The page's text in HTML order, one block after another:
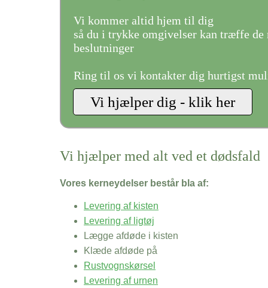
Vi kommer altid hjem til dig
så du i trykke omgivelser kan træffe de
beslutninger
Ring til os vi kontakter dig hurtigst
Vi hjælper med alt ved et dødsfald
Vores kerneydelser består bla af:
Levering af kisten
Levering af ligtøj
Lægge afdøde i kisten
Klæde afdøde på
Rustvognskørsel
Levering af urnen